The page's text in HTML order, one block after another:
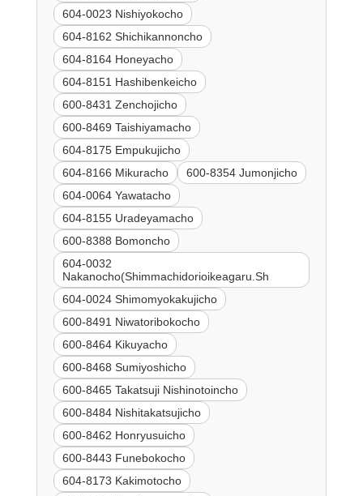
604-0023 Nishiyokocho
604-8162 Shichikannoncho
604-8164 Honeyacho
604-8151 Hashibenkeicho
600-8431 Zenchojicho
600-8469 Taishiyamacho
604-8175 Empukujicho
604-8166 Mikuracho
600-8354 Jumonjicho
604-0064 Yawatacho
604-8155 Uradeyamacho
600-8388 Bomoncho
604-0032
Nakanocho(Shimmachidorioikeagaru.Sh
604-0024 Shimomyokakujicho
600-8491 Niwatoribokocho
600-8464 Kikuyacho
600-8468 Sumiyoshicho
600-8465 Takatsuji Nishinotoincho
600-8484 Nishitakatsujicho
600-8462 Honryusuicho
600-8443 Funebokocho
604-8173 Kakimotocho